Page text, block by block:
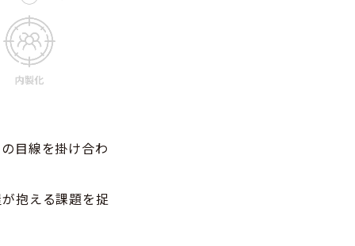
目線を掛け合わ
抱える課題を捉